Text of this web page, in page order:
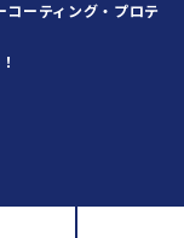
ーティング・プロテ